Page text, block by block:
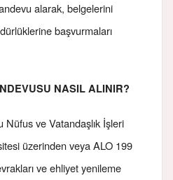
alarak, belgelerini
başvurmaları
NASIL ALINIR?
ve Vatandaşlık İşleri
üzerinden veya ALO 199
ve ehliyet yenileme